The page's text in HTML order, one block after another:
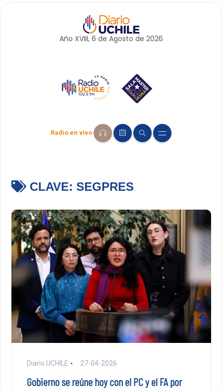
Año XVIII, 6 de Agosto de 2026
Radio en vivo
CLAVE: SEGPRES
Diario UCHILE 27-04-2026
Gobierno se reúne hoy con el PC y el FA por